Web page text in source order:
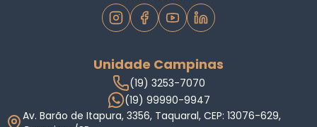
Unidade Campinas
(19) 3253-7070
(19) 99990-9947
Av. Barão de Itapura, 3356, Taquaral, CEP: 13076-629,